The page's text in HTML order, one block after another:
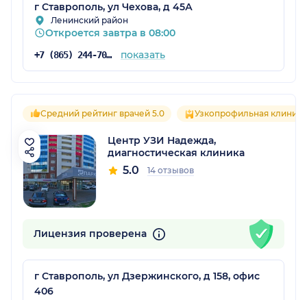
г Ставрополь, ул Чехова, д 45А
Ленинский район
Откроется завтра в 08:00
+7 (865) 244-70-44 показать
Средний рейтинг врачей 5.0 Узкопрофильная клиника
Центр УЗИ Надежда,
диагностическая клиника
5.0 14 отзывов
Лицензия проверена
г Ставрополь, ул Дзержинского, д 158, офис
406